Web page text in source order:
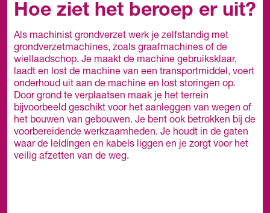
Hoe ziet het beroep er uit?
Als machinist grondverzet werk je zelfstandig met
grondverzetmachines, zoals graafmachines of de
wiellaadschop. Je maakt de machine gebruiksklaar,
laadt en lost de machine van een transportmiddel, voert
onderhoud uit aan de machine en lost storingen op.
Door grond te verplaatsen maak je het terrein
bijvoorbeeld geschikt voor het aanleggen van wegen of
het bouwen van gebouwen. Je bent ook betrokken bij de
voorbereidende werkzaamheden. Je houdt in de gaten
waar de leidingen en kabels liggen en je zorgt voor het
veilig afzetten van de weg.